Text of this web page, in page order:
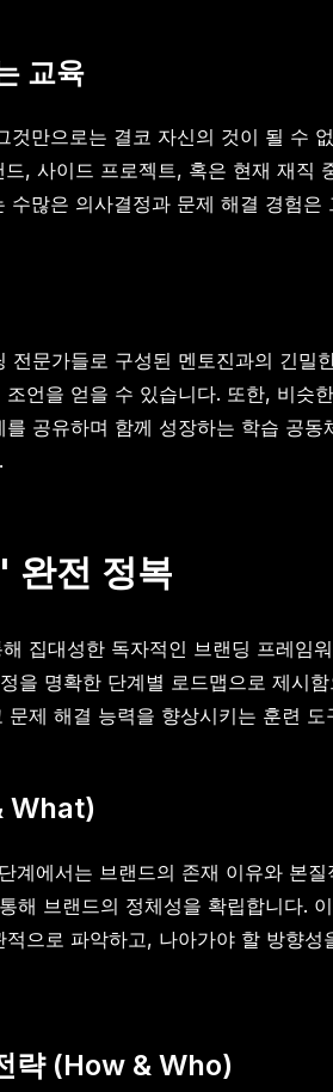
교육
만으로는 결코 자신의 것이 될 수
, 사이드 프로젝트, 혹은 현재 재
많은 의사결정과 문제 해결 경험은
문가들로 구성된 멘토진과의 긴
언을 얻을 수 있습니다. 또한, 비
공유하며 함께 성장하는 학습 공
완전 정복
집대성한 독자적인 브랜딩 프레임
을 명확한 단계별 로드맵으로 제시
제 해결 능력을 향상시키는 훈련 도
What)
에서는 브랜드의 존재 이유와 본
해 브랜드의 정체성을 확립합니
으로 파악하고, 나아가야 할 방향
략 (How & Who)